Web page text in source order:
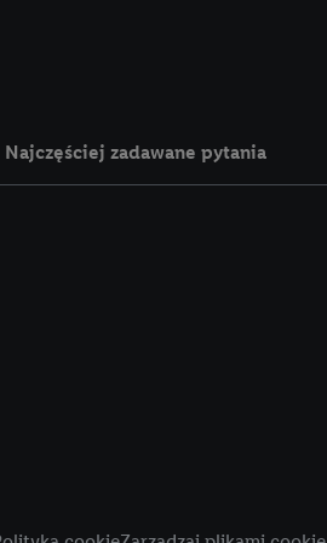
Najczęściej zadawane pytania
jednym z wyżej
możemy
rozpoznać
W tym celu
adres e-
adresu IP. Jeśli
użyciu adresu IP i
usług Lidl. W
Zgodę na
celów marketingu